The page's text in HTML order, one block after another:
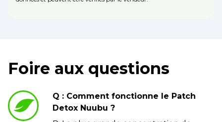
Foire aux questions
Q : Comment fonctionne le Patch
Detox Nuubu ?